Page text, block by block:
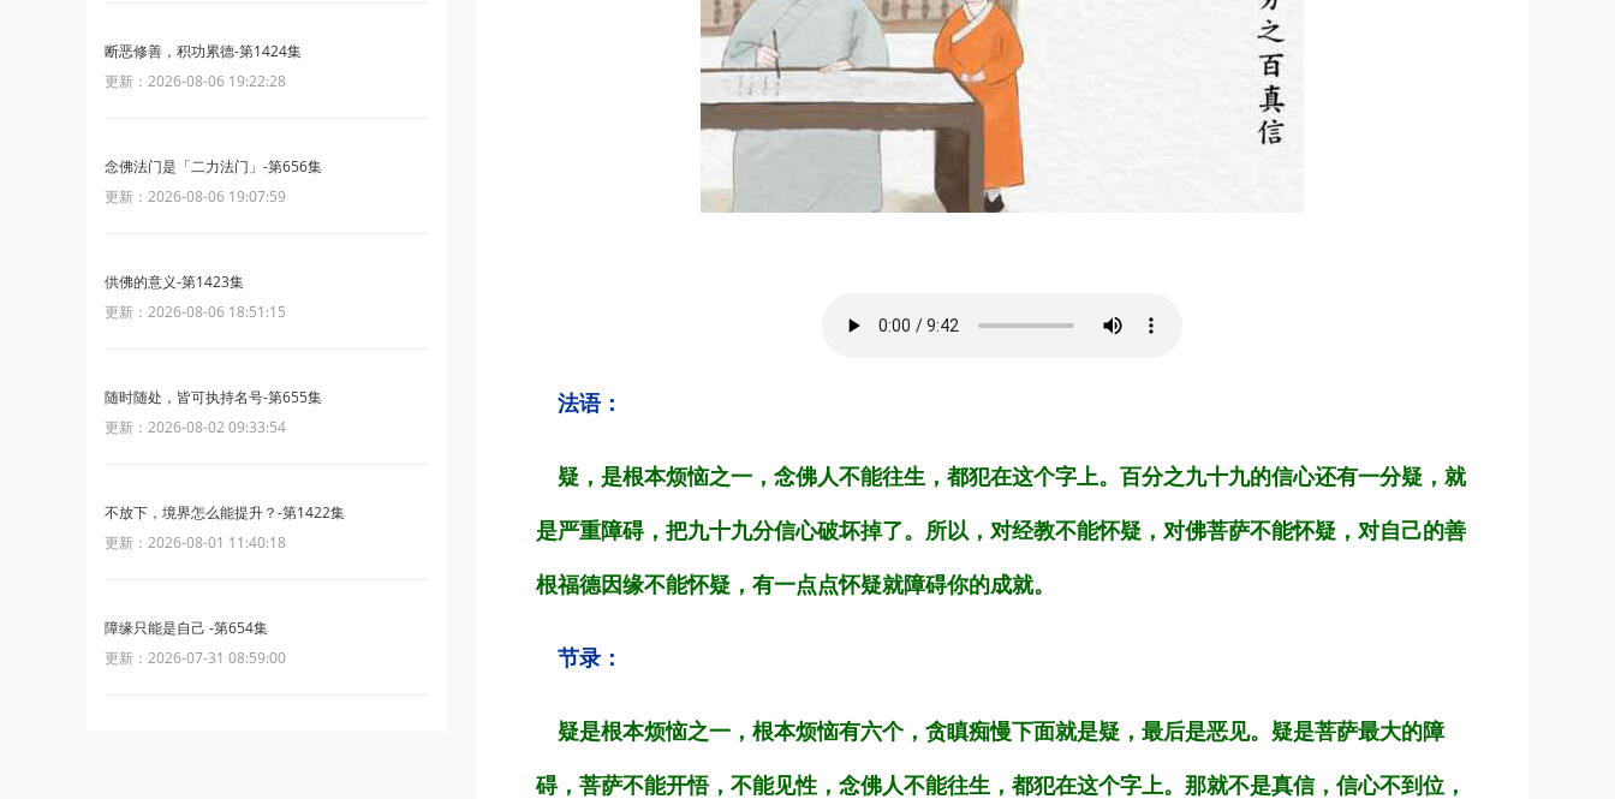
断恶修善，积功累德-第1424集
更新：2026-08-06 19:22:28
念佛法门是「二力法门」-第656集
更新：2026-08-06 19:07:59
供佛的意义-第1423集
更新：2026-08-06 18:51:15
随时随处，皆可执持名号-第655集
更新：2026-08-02 09:33:54
不放下，境界怎么能提升？-第1422集
更新：2026-08-01 11:40:18
障缘只能是自己 -第654集
更新：2026-07-31 08:59:00
法语：
疑，是根本烦恼之一，念佛人不能往生，都犯在这个字上。百分之九十九的信心还有一分疑，就
是严重障碍，把九十九分信心破坏掉了。所以，对经教不能怀疑，对佛菩萨不能怀疑，对自己的善
根福德因缘不能怀疑，有一点点怀疑就障碍你的成就。
节录：
疑是根本烦恼之一，根本烦恼有六个，贪瞋痴慢下面就是疑，最后是恶见。疑是菩萨最大的障
碍，菩萨不能开悟，不能见性，念佛人不能往生，都犯在这个字上。那就不是真信，信心不到位，